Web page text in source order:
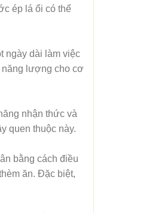
ép lá ổi có thể
ngày dài làm việc
năng lượng cho cơ
nhận thức và
quen thuộc này.
bằng cách điều
ăn. Đặc biệt,